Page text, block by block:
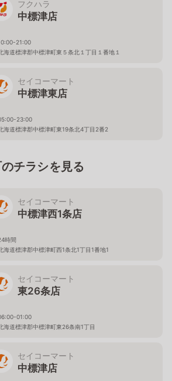
フクハラ
中標津店
21:00
海道標津郡中標津町東５条北１丁目１番地１
セイコーマート
中標津東店
23:00
海道標津郡中標津町東19条北4丁目2番2
チラシを見る
セイコーマート
中標津西1条店
時間
海道標津郡中標津町西1条北1丁目1番地1
セイコーマート
東26条店
01:00
海道標津郡中標津町東26条南1丁目
セイコーマート
中標津店